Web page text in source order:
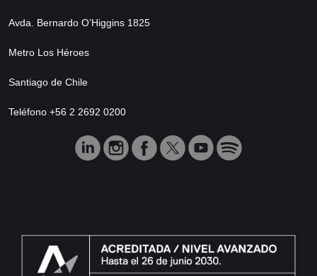
Avda. Bernardo O’Higgins 1825
Metro Los Héroes
Santiago de Chile
Teléfono +56 2 2692 0200